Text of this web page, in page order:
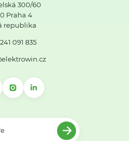
300/60
Praha 4
republika
091 835